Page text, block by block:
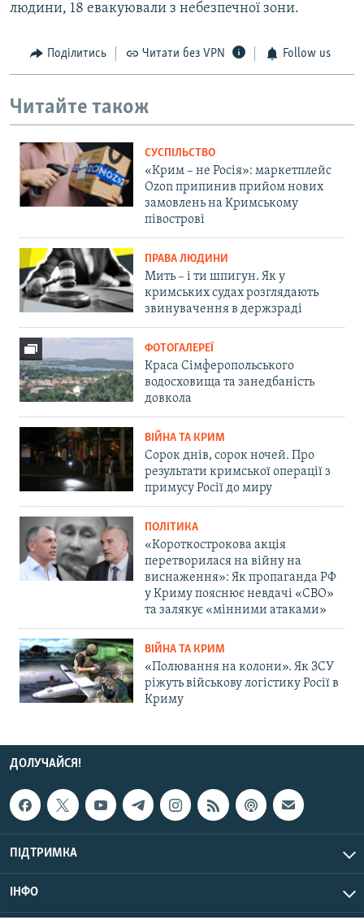
людини, 18 евакуювали з небезпечної зони.
Поділитись Читати без VPN Follow us
Читайте також
СУСПІЛЬСТВО
«Крим – не Росія»: маркетплейс
Ozon припинив прийом нових
замовлень на Кримському
півострові
ПРАВА ЛЮДИНИ
Мить – і ти шпигун. Як у
кримських судах розглядають
звинувачення в держзраді
ФОТОГАЛЕРЕЇ
Краса Сімферопольського
водосховища та занедбаність
довкола
ВІЙНА ТА КРИМ
Сорок днів, сорок ночей. Про
результати кримської операції з
примусу Росії до миру
ПОЛІТИКА
«Короткострокова акція
перетворилася на війну на
виснаження»: Як пропаганда РФ
у Криму пояснює невдачі «СВО»
та залякує «мінними атаками»
ВІЙНА ТА КРИМ
«Полювання на колони». Як ЗСУ
ріжуть військову логістику Росії в
Криму
ДОЛУЧАЙСЯ!
ПІДТРИМКА
ІНФО